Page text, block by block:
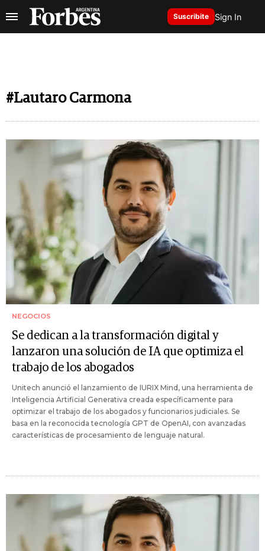
Suscribite Sign In
#Lautaro Carmona
NEGOCIOS
Se dedican a la transformación digital y
lanzaron una solución de IA que optimiza el
trabajo de los abogados
Unitech anunció el lanzamiento de IURIX Mind, una herramienta de
Inteligencia Artificial Generativa creada específicamente para
optimizar el trabajo de los abogados y funcionarios judiciales. Se
basa en la reconocida tecnología GPT de OpenAI, con avanzadas
características de procesamiento de lenguaje natural.